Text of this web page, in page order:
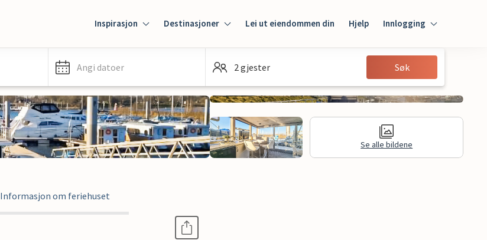
Inspirasjon Destinasjoner Lei ut eiendommen din Hjelp Innlogging
Innlogging
Gjest
Angi datoer 2 gjester Søk
Se alle bildene
Informasjon om feriehuset